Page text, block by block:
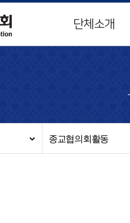
단체소개
종교협의회활동